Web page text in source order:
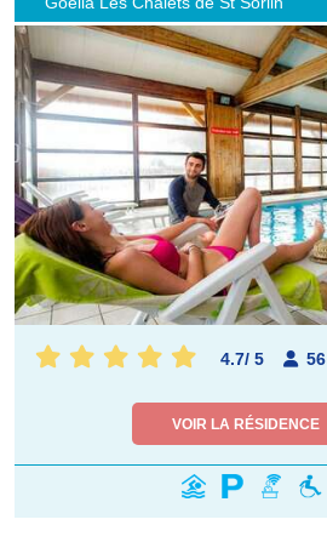
4.7/ 5 56
VOIR LA RÉSIDENCE